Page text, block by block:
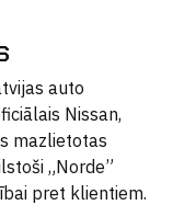
auto
Nissan,
mazlietotas
„Norde”
pret klientiem.